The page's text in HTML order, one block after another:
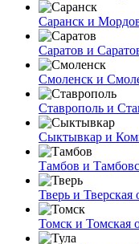
Саранск и
Саратов и
Смоленск и
Ставрополь и
Сыктывкар и
Тамбов и
Тверь и Тверская
Томск и Томская